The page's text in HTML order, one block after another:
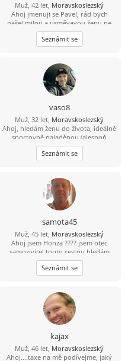
Muž, 42 let, Moravskoslezský
Ahoj jmenuji se Pavel, rád bych
našel milou a usměvavou ženu ne
jen na pokec ale pokud možno i na
vážný vztah mezi 26 a 49 lety, pokud
budeš chtít ozvi se, budu moc rád
Seznámit se
vaso8
Muž, 32 let, Moravskoslezský
Ahoj, hledám ženu do života, ideálně
sportovně naladěnou (alespoň
trošičku) :D která ví co chce od
života a bude ve vztahu pro mě ,
stejně jako já pro ni :) Jinak jsem
sport. Rád si zajdu na hory , na kolo,
či jen tak sednout na kávu nebo
dýmku.
Seznámit se
samota45
Muž, 45 let, Moravskoslezský
Ahoj jsem Honza ???? jsem otec
samozivitel touto cestou hledám
lásku porozumění a upsymnost.
Seznámit se
kajax
Muž, 46 let, Moravskoslezský
Ahoj....taxe na mě podívejme, jaký